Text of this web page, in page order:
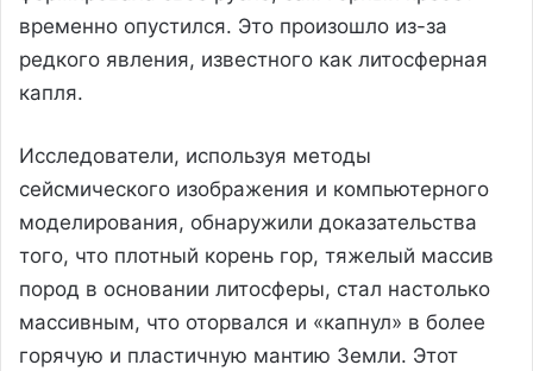
временно опустился. Это произошло из-за
редкого явления, известного как литосферная
капля.
Исследователи, используя методы
сейсмического изображения и компьютерного
моделирования, обнаружили доказательства
того, что плотный корень гор, тяжелый массив
пород в основании литосферы, стал настолько
массивным, что оторвался и «капнул» в более
горячую и пластичную мантию Земли. Этот